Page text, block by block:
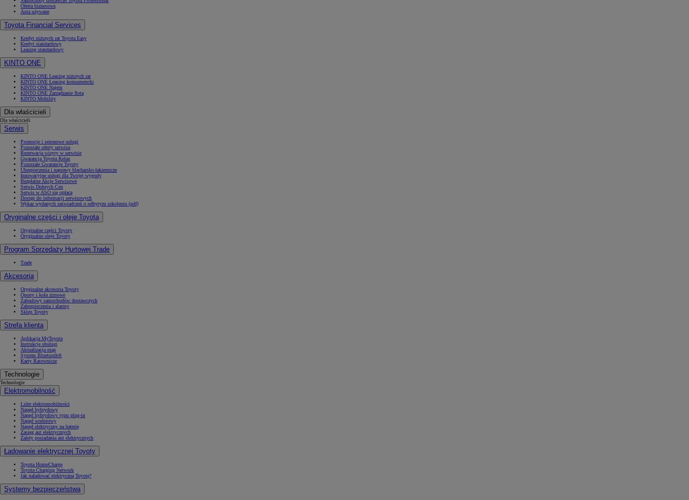
Od105 300 zł
Corolla Hatchback
Oferta biznesowa
Auta używane
Toyota Financial Services
Kredyt niższych rat Toyota Easy
Kredyt standardowy
Leasing standardowy
KINTO ONE
KINTO ONE Leasing niższych rat
KINTO ONE Leasing konsumencki
KINTO ONE Najem
KINTO ONE Zarządzanie flotą
KINTO Mobility
Dla właścicieli
Dla właścicieli
Serwis
Promocje i sezonowe usługi
Pozostałe oferty serwisu
Rezerwacja wizyty w serwisie
Gwarancja Toyota Relax
Pozostałe Gwarancje Toyoty
Ubezpieczenia i naprawy blacharsko-lakiernicze
Innowacyjne usługi dla Twojej wygody
Bezpłatne Akcje Serwisowe
Serwis Dobrych Cen
Serwis w ASO się opłaca
Dostęp do informacji serwisowych
Wykaz wydanych zaświadczeń o odbytym szkoleniu (pdf)
Oryginalne części i oleje Toyota
Oryginalne części Toyoty
Oryginalne oleje Toyoty
Program Sprzedaży Hurtowej Trade
Trade
Akcesoria
Oryginalne akcesoria Toyoty
Opony i koła zimowe
Zabudowy samochodów dostawczych
Zabezpieczenia i alarmy
Sklep Toyoty
Strefa klienta
Aplikacja MyToyota
Instrukcje obsługi
Aktualizacja map
System Bluetooth®
Karty Ratownicze
Technologie
Technologie
Elektromobilność
Lider elektromobilności
Napęd hybrydowy
Napęd hybrydowy typu plug-in
Napęd wodorowy
Napęd elektryczny na baterię
Zasięg aut elektrycznych
Zalety posiadania aut elektrycznych
Ładowanie elektrycznej Toyoty
Toyota HomeCharge
Toyota Charging Network
Jak naładować elektryczną Toyotę?
Systemy bezpieczeństwa